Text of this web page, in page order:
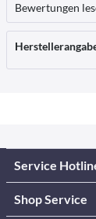
Bewertungen
Service
Shop Service